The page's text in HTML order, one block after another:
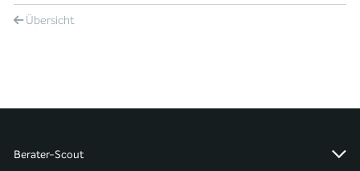
Übersicht
Berater-Scout